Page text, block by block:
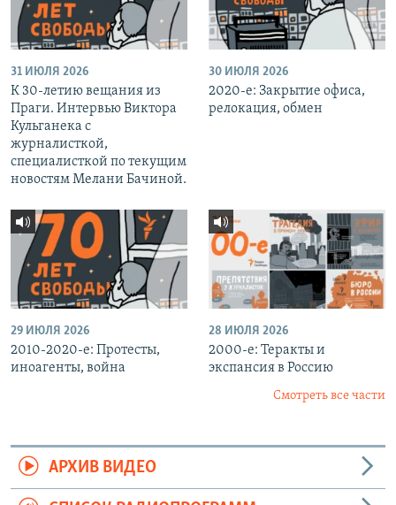
31 ИЮЛЯ 2026
К 30-летию вещания из
Праги. Интервью Виктора
Кульганека с
журналисткой,
специалисткой по текущим
новостям Мелани Бачиной.
30 ИЮЛЯ 2026
2020-е: Закрытие офиса,
релокация, обмен
29 ИЮЛЯ 2026
2010-2020-е: Протесты,
иноагенты, война
28 ИЮЛЯ 2026
2000-е: Теракты и
экспансия в Россию
Смотреть все части
АРХИВ ВИДЕО